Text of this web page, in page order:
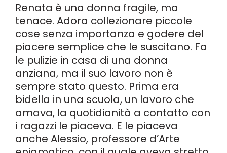
Renata è una donna fragile, ma
tenace. Adora collezionare piccole
cose senza importanza e godere del
piacere semplice che le suscitano. Fa
le pulizie in casa di una donna
anziana, ma il suo lavoro non è
sempre stato questo. Prima era
bidella in una scuola, un lavoro che
amava, la quotidianità a contatto con
i ragazzi le piaceva. E le piaceva
anche Alessio, professore d’Arte